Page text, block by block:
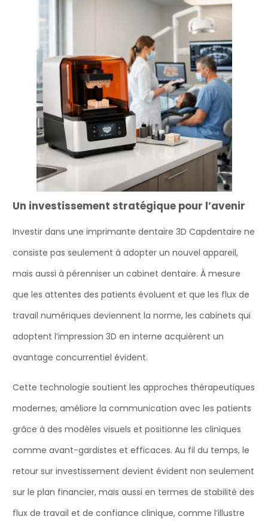
Un investissement stratégique pour l’avenir
Investir dans une imprimante dentaire 3D Capdentaire ne
consiste pas seulement à adopter un nouvel appareil,
mais aussi à pérenniser un cabinet dentaire. À mesure
que les attentes des patients évoluent et que les flux de
travail numériques deviennent la norme, les cabinets qui
adoptent l’impression 3D en interne acquièrent un
avantage concurrentiel évident.
Cette technologie soutient les approches thérapeutiques
modernes, améliore la communication avec les patients
grâce à des modèles visuels et positionne les cliniques
comme avant-gardistes et efficaces. Au fil du temps, le
retour sur investissement devient évident non seulement
sur le plan financier, mais aussi en termes de stabilité des
flux de travail et de confiance clinique, comme l’illustre